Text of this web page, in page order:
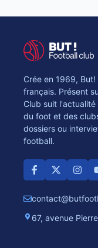
Crée en 1969,
français. Présent
Club suit
du foot et des
dossiers ou
football.
67, avenue